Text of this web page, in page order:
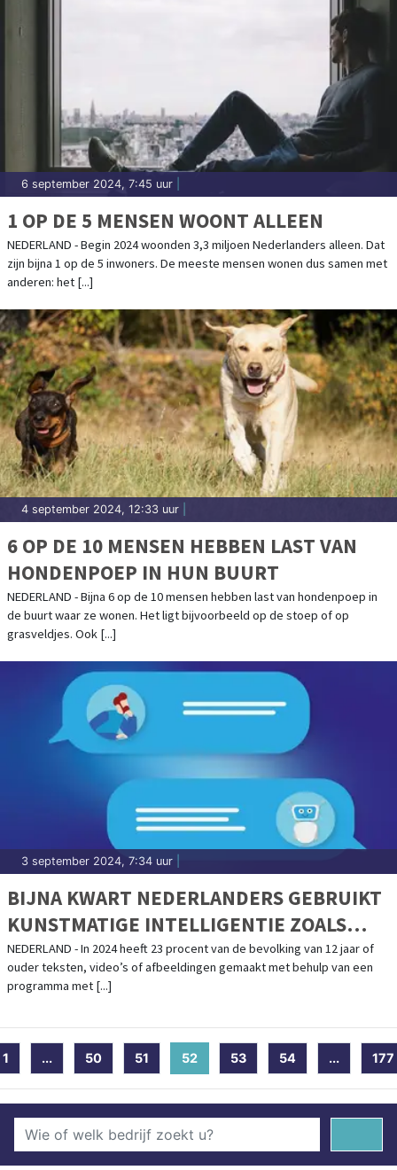
6 september 2024, 7:45 uur
1 OP DE 5 MENSEN WOONT ALLEEN
NEDERLAND - Begin 2024 woonden 3,3 miljoen Nederlanders alleen. Dat
zijn bijna 1 op de 5 inwoners. De meeste mensen wonen dus samen met
anderen: het [...]
4 september 2024, 12:33 uur
6 OP DE 10 MENSEN HEBBEN LAST VAN
HONDENPOEP IN HUN BUURT
NEDERLAND - Bijna 6 op de 10 mensen hebben last van hondenpoep in
de buurt waar ze wonen. Het ligt bijvoorbeeld op de stoep of op
grasveldjes. Ook [...]
3 september 2024, 7:34 uur
BIJNA KWART NEDERLANDERS GEBRUIKT
KUNSTMATIGE INTELLIGENTIE ZOALS
CHATGPT
NEDERLAND - In 2024 heeft 23 procent van de bevolking van 12 jaar of
ouder teksten, video’s of afbeeldingen gemaakt met behulp van een
programma met [...]
1 ... 50 51 52 (current)
53 54 ... 177